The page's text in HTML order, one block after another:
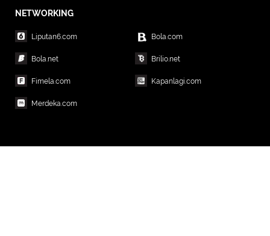
NETWORKING
Liputan6.com Bola.com
Bola.net Brilio.net
Fimela.com Kapanlagi.com
Merdeka.com